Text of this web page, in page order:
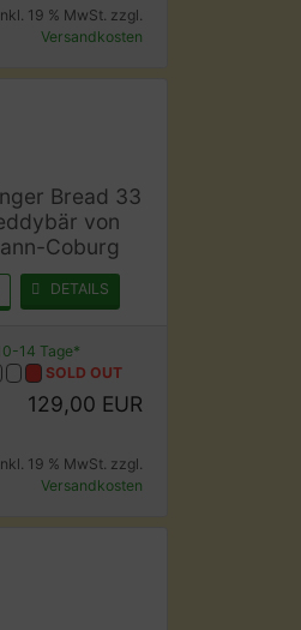
19 % MwSt. zzgl.
Versandkosten
Bread 33
von
Coburg
DETAILS
14 Tage*
SOLD OUT
129,00 EUR
19 % MwSt. zzgl.
Versandkosten